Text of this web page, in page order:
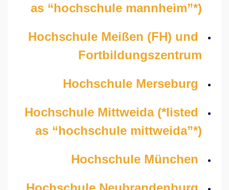
as “hochschule mannheim”*)
Hochschule Meißen (FH) und
Fortbildungszentrum
Hochschule Mittweida (*listed
as “hochschule mittweida”*)